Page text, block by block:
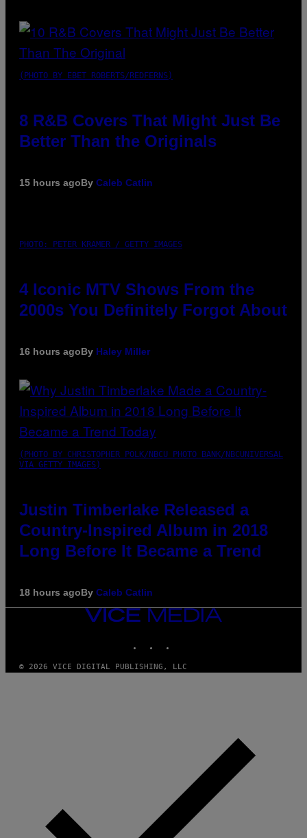
(PHOTO BY EBET ROBERTS/REDFERNS)
8 R&B Covers That Might Just Be
Better Than the Originals
15 hours agoBy Caleb Catlin
PHOTO: PETER KRAMER / GETTY IMAGES
4 Iconic MTV Shows From the
2000s You Definitely Forgot About
16 hours agoBy Haley Miller
(PHOTO BY CHRISTOPHER POLK/NBCU PHOTO BANK/NBCUNIVERSAL
VIA GETTY IMAGES)
Justin Timberlake Released a
Country-Inspired Album in 2018
Long Before It Became a Trend
18 hours agoBy Caleb Catlin
VICE
© 2026 VICE DIGITAL PUBLISHING, LLC